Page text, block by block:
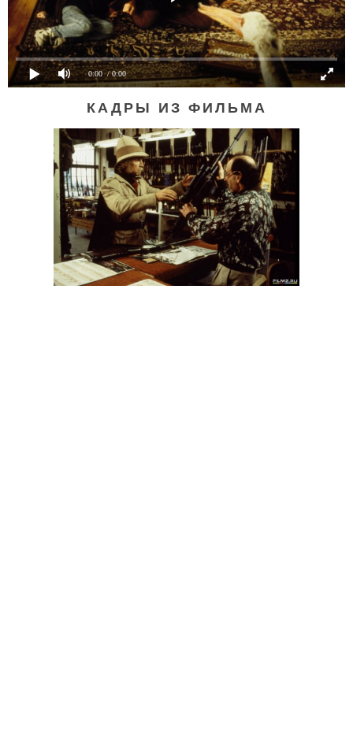
0:00 / 0:00
КАДРЫ ИЗ ФИЛЬМА